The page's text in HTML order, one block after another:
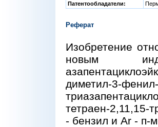
Патентообладатели:
Реферат
Изобретение
новым
диметил-3-
тетраен-2,11,15-
- бензил и Ar - п-